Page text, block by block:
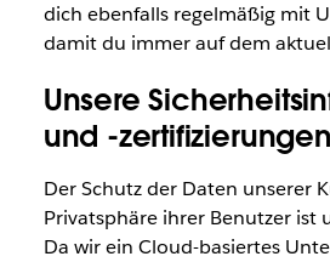
dich ebenfalls regelmäßig mit
damit du immer auf dem
Unsere
und -zertifizierungen
Der Schutz der Daten unserer
Privatsphäre ihrer Benutzer ist
Da wir ein Cloud-basiertes